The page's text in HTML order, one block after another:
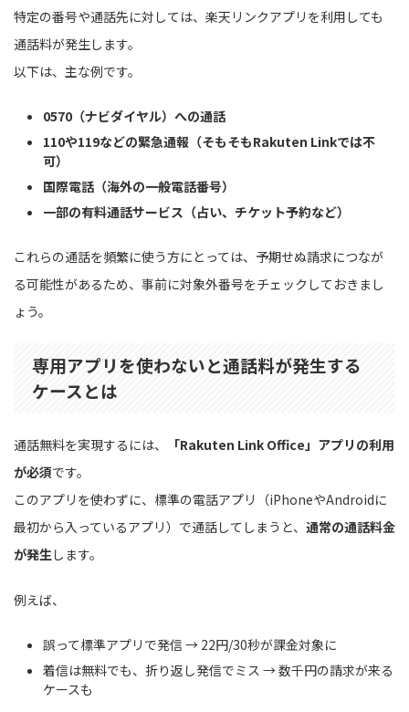
特定の番号や通話先に対しては、楽天リンクアプリを利用しても
通話料が発生します。
以下は、主な例です。
0570（ナビダイヤル）への通話
110や119などの緊急通報（そもそもRakuten Linkでは不
可）
国際電話（海外の一般電話番号）
一部の有料通話サービス（占い、チケット予約など）
これらの通話を頻繁に使う方にとっては、予期せぬ請求につなが
る可能性があるため、事前に対象外番号をチェックしておきまし
ょう。
専用アプリを使わないと通話料が発生する
ケースとは
通話無料を実現するには、
「Rakuten Link Office」アプリの利用
が必須です。
このアプリを使わずに、標準の電話アプリ（iPhoneやAndroidに
最初から入っているアプリ）で通話してしまうと、 通常の通話料金
が発生します。
例えば、
誤って標準アプリで発信 → 22円/30秒が課金対象に
着信は無料でも、折り返し発信でミス → 数千円の請求が来る
ケースも